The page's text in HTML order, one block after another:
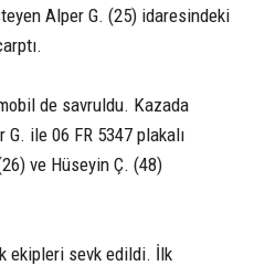
Alper G. (25) idaresindeki
de savruldu. Kazada
ile 06 FR 5347 plakalı
ve Hüseyin Ç. (48)
ekipleri sevk edildi. İlk